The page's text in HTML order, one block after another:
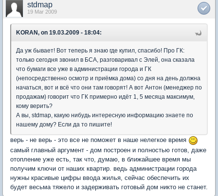
stdmap
19 Mar 2009
KORAN, on 19.03.2009 - 18:04:
Да уж бывает! Вот теперь я знаю где купил, спасибо! Про ГК:
только сегодня звонил в БСА, разговаривал с Элей, она сказала
что бумаги все уже в администрации города и ГК
(непосредственно осмотр и приёмка дома) со дня на день должна
начаться, вот и всё что они там говорят! А вот Антон (менеджер по
продажам) говорит что ГК примерно идёт 1, 5 месяца максимум,
кому верить?
А вы, stdmap, какую нибудь интересную информацию знаете по
нашему дому? Если да то пишите!
верь - не верь - это все не поможет в наше нелегкое время
самый главный аргумент - дом построен и полностью готов, даже
отопление уже есть, так что, думаю, в ближайшее время мы
получим ключи от наших квартир. ведь администрации города
нужны красивые цифры ввода жилья, сейчас обеспечить их
будет весьма тяжело и задерживать готовый дом никто не станет.